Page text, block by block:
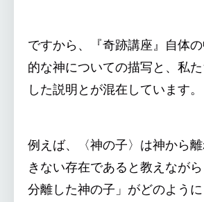
ですから、『奇跡講座』自体
的な神についての描写と、私
した説明とが混在しています。
例えば、〈神の子〉は神から
きない存在であると教えなが
分離した神の子」がどのよう